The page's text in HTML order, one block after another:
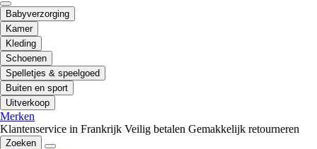
Babyverzorging
Kamer
Kleding
Schoenen
Spelletjes & speelgoed
Buiten en sport
Uitverkoop
Merken
Klantenservice in Frankrijk Veilig betalen Gemakkelijk retourneren
Zoeken